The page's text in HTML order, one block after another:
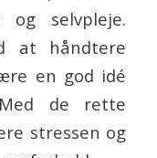
og selvpleje.
at håndtere
en god idé
de rette
stressen og